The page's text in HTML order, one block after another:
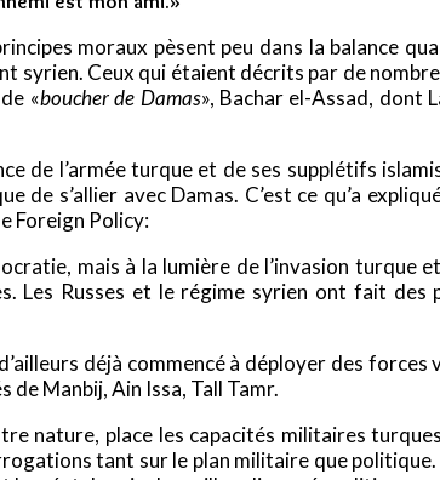
moraux pèsent peu dans la balance
syrien. Ceux qui étaient décrits par de
«boucher de Damas», Bachar el-Assad, dont
de l’armée turque et de ses supplétifs
de s’allier avec Damas. C’est ce qu’a
Foreign Policy:
mais à la lumière de l’invasion turque
Les Russes et le régime syrien ont fait
d’ailleurs déjà commencé à déployer des
de Manbij, Ain Issa, Tall Tamr.
nature, place les capacités militaires
tant sur le plan militaire que